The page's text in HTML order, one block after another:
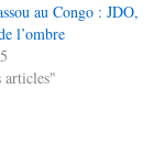
au Congo : JDO,
l’ombre
articles"